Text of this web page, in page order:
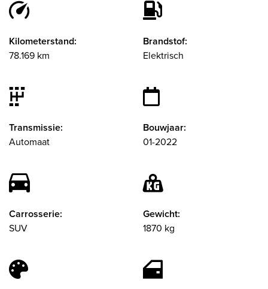
Kilometerstand:
78.169 km
Brandstof:
Elektrisch
Transmissie:
Automaat
Bouwjaar:
01-2022
Carrosserie:
SUV
Gewicht:
1870 kg